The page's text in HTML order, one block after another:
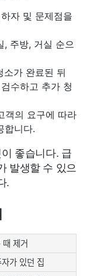
자 및 문제점을
, 주방, 거실 순으
소가 완료된 뒤
수하고 추가 청
객의 요구에 따라
합니다.
좋습니다. 급
발생할 수 있으
.
때 제거
가 있던 집